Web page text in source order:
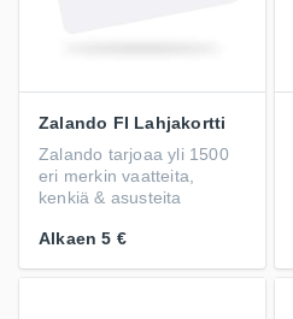
Zalando FI Lahjakortti
Zalando tarjoaa yli 1500
eri merkin vaatteita,
kenkiä & asusteita
Alkaen 5 €